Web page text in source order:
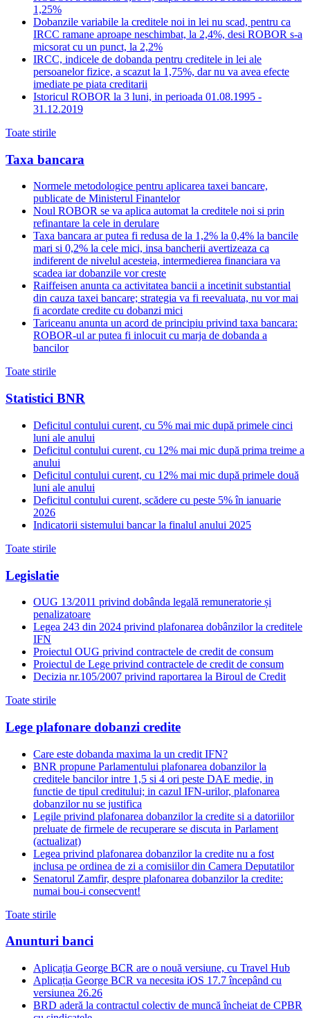
1,25%
Dobanzile variabile la creditele noi in lei nu scad, pentru ca
IRCC ramane aproape neschimbat, la 2,4%, desi ROBOR s-a
micsorat cu un punct, la 2,2%
IRCC, indicele de dobanda pentru creditele in lei ale
persoanelor fizice, a scazut la 1,75%, dar nu va avea efecte
imediate pe piata creditarii
Istoricul ROBOR la 3 luni, in perioada 01.08.1995 -
31.12.2019
Toate stirile
Taxa bancara
Normele metodologice pentru aplicarea taxei bancare,
publicate de Ministerul Finantelor
Noul ROBOR se va aplica automat la creditele noi si prin
refinantare la cele in derulare
Taxa bancara ar putea fi redusa de la 1,2% la 0,4% la bancile
mari si 0,2% la cele mici, insa bancherii avertizeaza ca
indiferent de nivelul acesteia, intermedierea financiara va
scadea iar dobanzile vor creste
Raiffeisen anunta ca activitatea bancii a incetinit substantial
din cauza taxei bancare; strategia va fi reevaluata, nu vor mai
fi acordate credite cu dobanzi mici
Tariceanu anunta un acord de principiu privind taxa bancara:
ROBOR-ul ar putea fi inlocuit cu marja de dobanda a
bancilor
Toate stirile
Statistici BNR
Deficitul contului curent, cu 5% mai mic după primele cinci
luni ale anului
Deficitul contului curent, cu 12% mai mic după prima treime a
anului
Deficitul contului curent, cu 12% mai mic după primele două
luni ale anului
Deficitul contului curent, scădere cu peste 5% în ianuarie
2026
Indicatorii sistemului bancar la finalul anului 2025
Toate stirile
Legislatie
OUG 13/2011 privind dobânda legală remuneratorie și
penalizatoare
Legea 243 din 2024 privind plafonarea dobânzilor la creditele
IFN
Proiectul OUG privind contractele de credit de consum
Proiectul de Lege privind contractele de credit de consum
Decizia nr.105/2007 privind raportarea la Biroul de Credit
Toate stirile
Lege plafonare dobanzi credite
Care este dobanda maxima la un credit IFN?
BNR propune Parlamentului plafonarea dobanzilor la
creditele bancilor intre 1,5 si 4 ori peste DAE medie, in
functie de tipul creditului; in cazul IFN-urilor, plafonarea
dobanzilor nu se justifica
Legile privind plafonarea dobanzilor la credite si a datoriilor
preluate de firmele de recuperare se discuta in Parlament
(actualizat)
Legea privind plafonarea dobanzilor la credite nu a fost
inclusa pe ordinea de zi a comisiilor din Camera Deputatilor
Senatorul Zamfir, despre plafonarea dobanzilor la credite:
numai bou-i consecvent!
Toate stirile
Anunturi banci
Aplicația George BCR are o nouă versiune, cu Travel Hub
Aplicația George BCR va necesita iOS 17.7 începând cu
versiunea 26.26
BRD aderă la contractul colectiv de muncă încheiat de CPBR